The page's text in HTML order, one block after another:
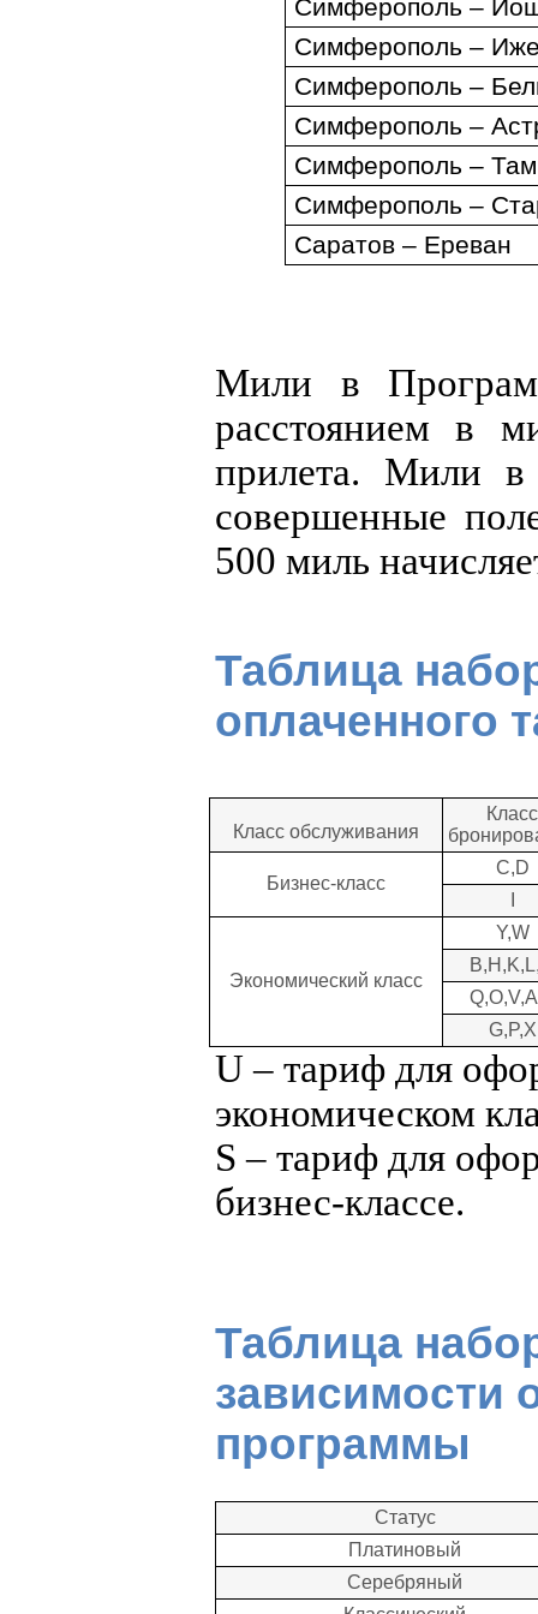
Симферополь –
Симферополь –
Симферополь –
Симферополь –
Симферополь –
Симферополь –
Саратов – Ереван
Мили в
расстоянием в
прилета. Мили в
совершенные
500 миль
Таблица
оплаченного
Класс обслуживания
Класс
Бизнес-класс
C,D
Экономический класс
Y,W
G,P,X
U – тариф для
экономическом
S – тариф для
бизнес-классе.
Таблица
зависимости
программы
Статус
Платиновый
Серебряный